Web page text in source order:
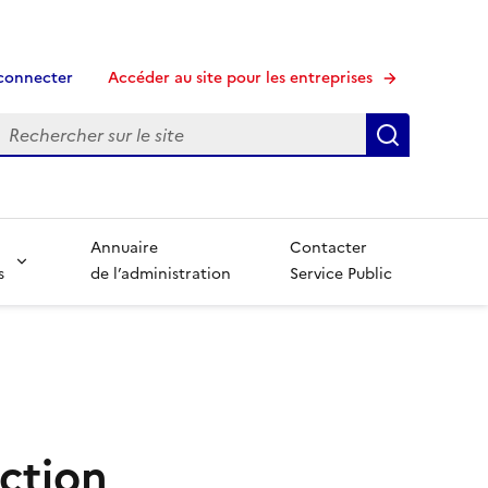
Accéder au site pour les entreprises
Recherche
Annuaire
de l’administration
Contacter
Service Public